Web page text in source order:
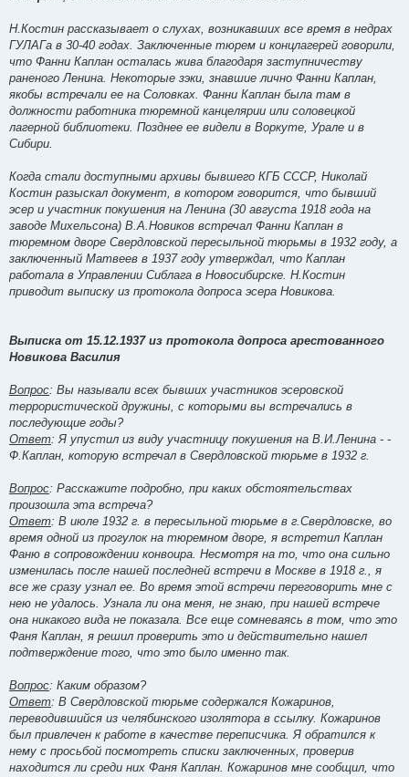
Н.Костин рассказывает о слухах, возникавших все время в недрах
ГУЛАГа в 30-40 годах. Заключенные тюрем и концлагерей говорили,
что Фанни Каплан осталась жива благодаря заступничеству
раненого Ленина. Некоторые зэки, знавшие лично Фанни Каплан,
якобы встречали ее на Соловках. Фанни Каплан была там в
должности работника тюремной канцелярии или соловецкой
лагерной библиотеки. Позднее ее видели в Воркуте, Урале и в
Сибири.
Когда стали доступными архивы бывшего КГБ СССР, Николай
Костин разыскал документ, в котором говорится, что бывший
эсер и участник покушения на Ленина (30 августа 1918 года на
заводе Михельсона) В.А.Новиков встречал Фанни Каплан в
тюремном дворе Свердловской пересыльной тюрьмы в 1932 году, а
заключенный Матвеев в 1937 году утверждал, что Каплан
работала в Управлении Сиблага в Новосибирске. Н.Костин
приводит выписку из протокола допроса эсера Новикова.
Выписка от 15.12.1937 из протокола допроса арестованного
Новикова Василия
Вопрос: Вы называли всех бывших участников эсеровской
террористической дружины, с которыми вы встречались в
последующие годы?
Ответ: Я упустил из виду участницу покушения на В.И.Ленина - -
Ф.Каплан, которую встречал в Свердловской тюрьме в 1932 г.
Вопрос: Расскажите подробно, при каких обстоятельствах
произошла эта встреча?
Ответ: В июле 1932 г. в пересыльной тюрьме в г.Свердловске, во
время одной из прогулок на тюремном дворе, я встретил Каплан
Фаню в сопровождении конвоира. Несмотря на то, что она сильно
изменилась после нашей последней встречи в Москве в 1918 г., я
все же сразу узнал ее. Во время этой встречи переговорить мне с
нею не удалось. Узнала ли она меня, не знаю, при нашей встрече
она никакого вида не показала. Все еще сомневаясь в том, что это
Фаня Каплан, я решил проверить это и действительно нашел
подтверждение того, что это было именно так.
Вопрос: Каким образом?
Ответ: В Свердловской тюрьме содержался Кожаринов,
переводившийся из челябинского изолятора в ссылку. Кожаринов
был привлечен к работе в качестве переписчика. Я обратился к
нему с просьбой посмотреть списки заключенных, проверив
находится ли среди них Фаня Каплан. Кожаринов мне сообщил, что